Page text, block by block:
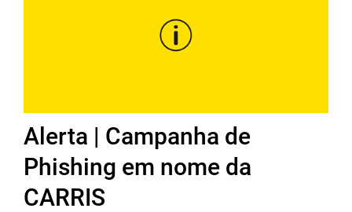
Alerta | Campanha de
Phishing em nome da
CARRIS